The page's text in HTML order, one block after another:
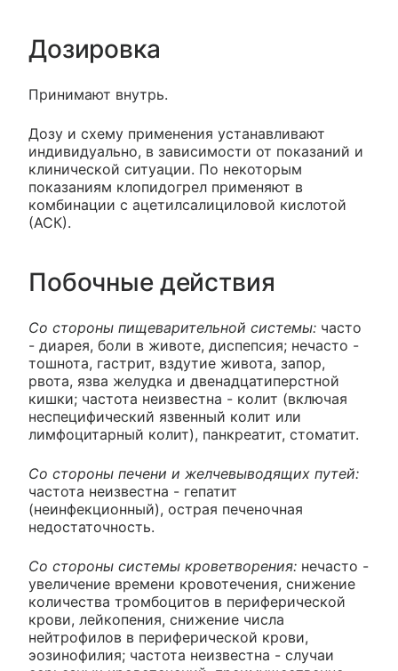
Дозировка
Принимают внутрь.
Дозу и схему применения устанавливают
индивидуально, в зависимости от показаний и
клинической ситуации. По некоторым
показаниям клопидогрел применяют в
комбинации с ацетилсалициловой кислотой
(АСК).
Побочные действия
Со стороны пищеварительной системы: часто
- диарея, боли в животе, диспепсия; нечасто -
тошнота, гастрит, вздутие живота, запор,
рвота, язва желудка и двенадцатиперстной
кишки; частота неизвестна - колит (включая
неспецифический язвенный колит или
лимфоцитарный колит), панкреатит, стоматит.
Со стороны печени и желчевыводящих путей:
частота неизвестна - гепатит
(неинфекционный), острая печеночная
недостаточность.
Со стороны системы кроветворения: нечасто -
увеличение времени кровотечения, снижение
количества тромбоцитов в периферической
крови, лейкопения, снижение числа
нейтрофилов в периферической крови,
эозинофилия; частота неизвестна - случаи